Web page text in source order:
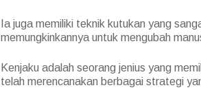
Ia juga memiliki teknik kutukan yang
memungkinkannya untuk mengubah
Kenjaku adalah seorang jenius yang
telah merencanakan berbagai strategi